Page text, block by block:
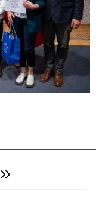
następny rok